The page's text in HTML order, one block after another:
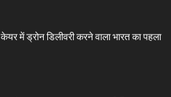
में ड्रोन डिलीवरी करने वाला भारत का पहला